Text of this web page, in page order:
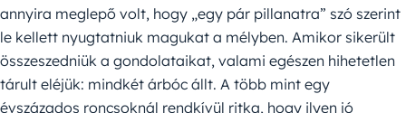
annyira meglepő volt, hogy „egy pár pillanatra” szó szerint
le kellett nyugtatniuk magukat a mélyben. Amikor sikerült
összeszedniük a gondolataikat, valami egészen hihetetlen
tárult eléjük: mindkét árbóc állt. A több mint egy
évszázados roncsoknál rendkívül ritka, hogy ilyen jó